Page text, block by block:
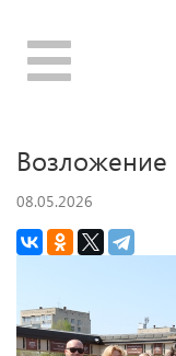
Toggle
navigation
08.05.2026